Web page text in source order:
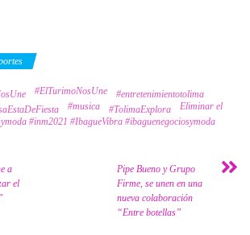
#ElTurimoNosUne
#entretenimientotolima
#musica #TolimaExplora
Eliminar el
#inm2021 #IbagueVibra #ibaguenegociosymoda
a
el
Pipe Bueno y Grupo
Firme, se unen en una
nueva colaboración
“Entre botellas”